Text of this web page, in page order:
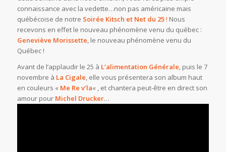
connaissance avec la vedette…non pas américaine mais
québécoise de notre Soirée Kitsch et Net du 25! Nous
recevons en effet le nouveau phénomène venu du québec :
Geneviève Morissette, le nouveau phénomène venu du
Québec !
Avant de l’applaudir le 25 à L’alimentation Générale, puis le 7
novembre à La Cigale, elle vous présentera son album haut
en couleurs « Me Re v’la« , et chantera peut-être en direct son
amour pour Michel Drucker…